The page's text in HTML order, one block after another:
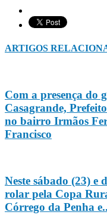
ARTIGOS
Com a presença do
Casagrande,
no bairro Irmãos
Francisco
Neste sábado (23) e
rolar pela Copa
Córrego da Penha